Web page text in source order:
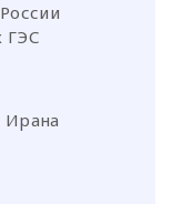
ГЭС
Ирана